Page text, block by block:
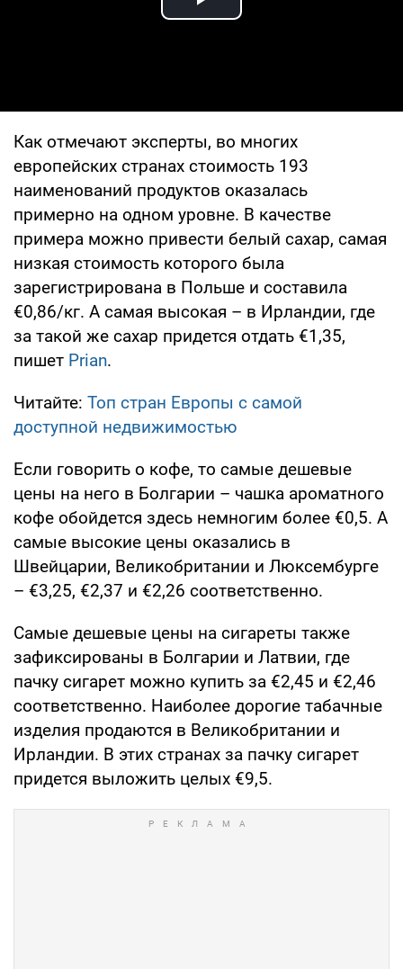
Play Video
Как отмечают эксперты, во многих
европейских странах стоимость 193
наименований продуктов оказалась
примерно на одном уровне. В качестве
примера можно привести белый сахар, самая
низкая стоимость которого была
зарегистрирована в Польше и составила
€0,86/кг. А самая высокая – в Ирландии, где
за такой же сахар придется отдать €1,35,
пишет Рrian.
Читайте: Топ стран Европы с самой
доступной недвижимостью
Если говорить о кофе, то самые дешевые
цены на него в Болгарии – чашка ароматного
кофе обойдется здесь немногим более €0,5. А
самые высокие цены оказались в
Швейцарии, Великобритании и Люксембурге
– €3,25, €2,37 и €2,26 соответственно.
Самые дешевые цены на сигареты также
зафиксированы в Болгарии и Латвии, где
пачку сигарет можно купить за €2,45 и €2,46
соответственно. Наиболее дорогие табачные
изделия продаются в Великобритании и
Ирландии. В этих странах за пачку сигарет
придется выложить целых €9,5.